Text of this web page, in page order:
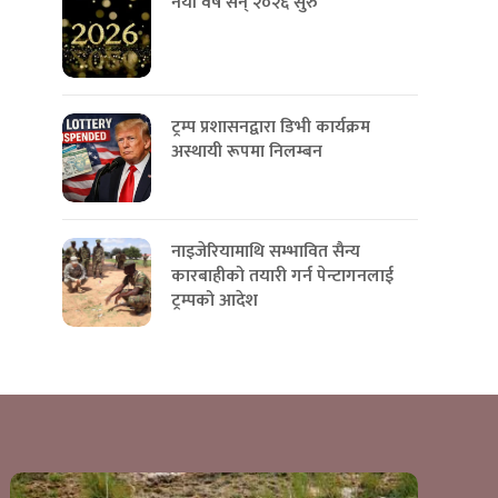
ट्रम्प प्रशासनद्वारा डिभी कार्यक्रम
अस्थायी रूपमा निलम्बन
नाइजेरियामाथि सम्भावित सैन्य
कारबाहीको तयारी गर्न पेन्टागनलाई
ट्रम्पको आदेश